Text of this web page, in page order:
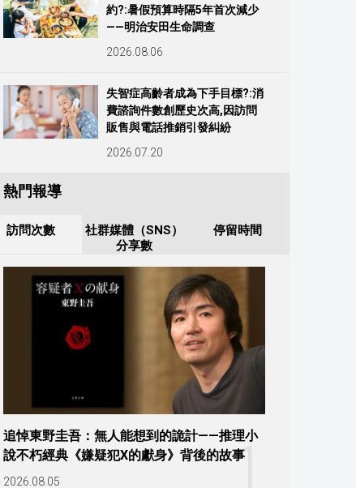
約?:暑假預算時隔5年首次減少
——明治安田生命調查
2026.08.06
失智症高齡者成為下手目標?:消
費諮詢件數創歷史次高,因訪問
販售與電話推銷引發糾紛
2026.07.20
熱門報導
訪問次數
社群媒體（SNS）
分享數
停留時間
1
追悼東野圭吾：無人能想到的詭計——推理小
說不朽經典《嫌疑犯X的獻身》背後的故事
2026.08.05